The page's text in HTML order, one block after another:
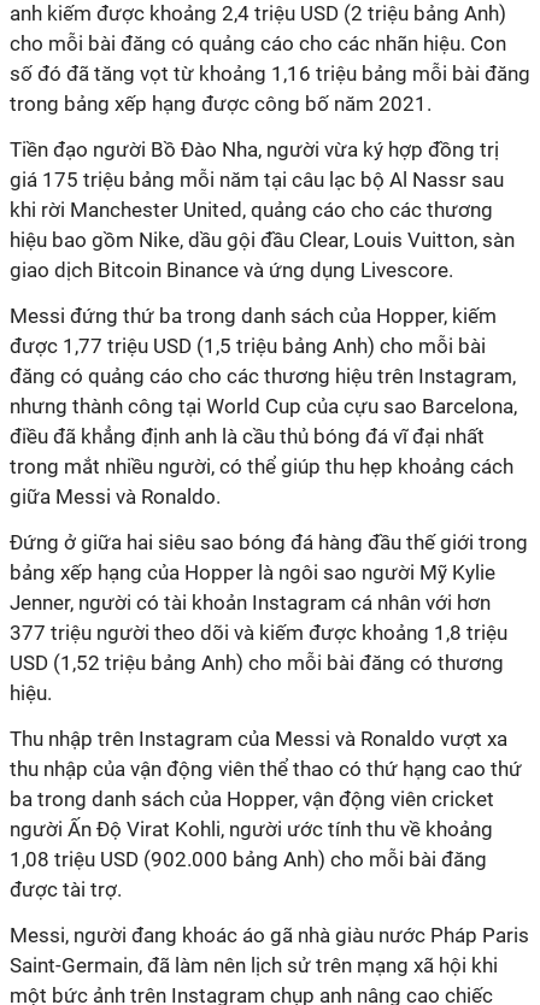
anh kiếm được khoảng 2,4 triệu USD (2 triệu bảng Anh)
cho mỗi bài đăng có quảng cáo cho các nhãn hiệu. Con
số đó đã tăng vọt từ khoảng 1,16 triệu bảng mỗi bài đăng
trong bảng xếp hạng được công bố năm 2021.
Tiền đạo người Bồ Đào Nha, người vừa ký hợp đồng trị
giá 175 triệu bảng mỗi năm tại câu lạc bộ Al Nassr sau
khi rời Manchester United, quảng cáo cho các thương
hiệu bao gồm Nike, dầu gội đầu Clear, Louis Vuitton, sàn
giao dịch Bitcoin Binance và ứng dụng Livescore.
Messi đứng thứ ba trong danh sách của Hopper, kiếm
được 1,77 triệu USD (1,5 triệu bảng Anh) cho mỗi bài
đăng có quảng cáo cho các thương hiệu trên Instagram,
nhưng thành công tại World Cup của cựu sao Barcelona,
điều đã khẳng định anh là cầu thủ bóng đá vĩ đại nhất
trong mắt nhiều người, có thể giúp thu hẹp khoảng cách
giữa Messi và Ronaldo.
Đứng ở giữa hai siêu sao bóng đá hàng đầu thế giới trong
bảng xếp hạng của Hopper là ngôi sao người Mỹ Kylie
Jenner, người có tài khoản Instagram cá nhân với hơn
377 triệu người theo dõi và kiếm được khoảng 1,8 triệu
USD (1,52 triệu bảng Anh) cho mỗi bài đăng có thương
hiệu.
Thu nhập trên Instagram của Messi và Ronaldo vượt xa
thu nhập của vận động viên thể thao có thứ hạng cao thứ
ba trong danh sách của Hopper, vận động viên cricket
người Ấn Độ Virat Kohli, người ước tính thu về khoảng
1,08 triệu USD (902.000 bảng Anh) cho mỗi bài đăng
được tài trợ.
Messi, người đang khoác áo gã nhà giàu nước Pháp Paris
Saint-Germain, đã làm nên lịch sử trên mạng xã hội khi
một bức ảnh trên Instagram chụp anh nâng cao chiếc